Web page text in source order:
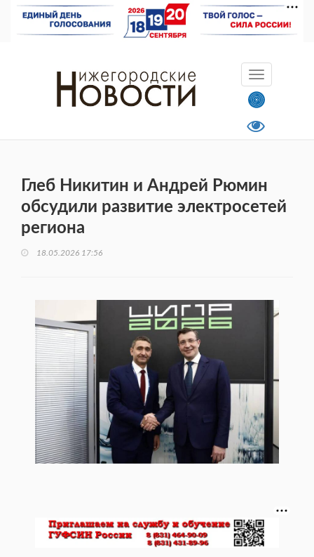
Глеб Никитин и Андрей Рюмин
обсудили развитие электросетей
региона
18.05.2026 17:56